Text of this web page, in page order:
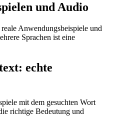
und Audio
Anwendungsbeispiele und
Sprachen ist eine
echte
mit dem gesuchten Wort
richtige Bedeutung und